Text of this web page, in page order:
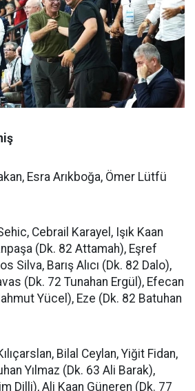
Esra Arıkboğa, Ömer Lütfü
Cebrail Karayel, Işık Kaan
(Dk. 82 Attamah), Eşref
Silva, Barış Alıcı (Dk. 82 Dalo),
(Dk. 72 Tunahan Ergül), Efecan
Yücel), Eze (Dk. 82 Batuhan
Bilal Ceylan, Yiğit Fidan,
Yılmaz (Dk. 63 Ali Barak),
Dilli), Ali Kaan Güneren (Dk. 77